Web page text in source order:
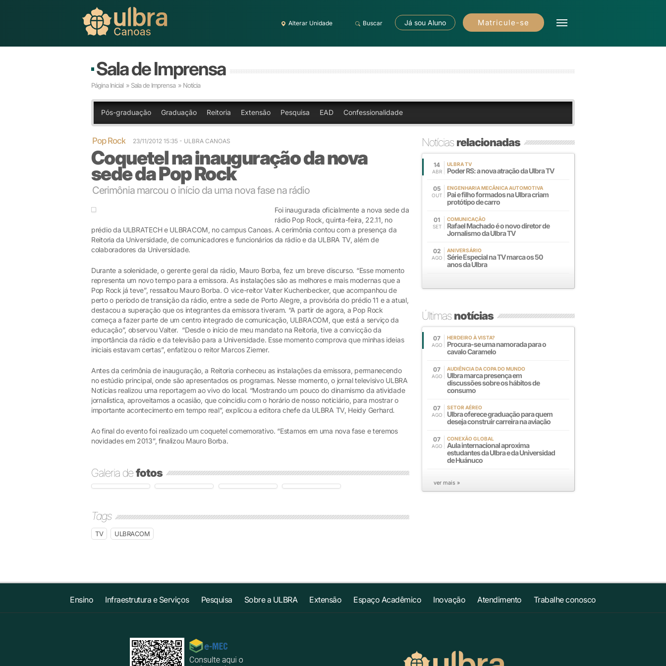
Alterar Unidade Buscar Já sou Aluno Matricule-se
Sala de Imprensa
Página Inicial » Sala de Imprensa » Notícia
Pós-graduação Graduação Reitoria Extensão Pesquisa EAD Confessionalidade
Pop Rock 23/11/2012 15:35 - ULBRA CANOAS
Coquetel na inauguração da nova
sede da Pop Rock
Cerimônia marcou o início da uma nova fase na rádio
Foi inaugurada oficialmente a nova sede da
rádio Pop Rock, quinta-feira, 22.11, no
prédio da ULBRATECH e ULBRACOM, no campus Canoas. A cerimônia contou com a presença da
Reitoria da Universidade, de comunicadores e funcionários da rádio e da ULBRA TV, além de
colaboradores da Universidade.
Durante a solenidade, o gerente geral da rádio, Mauro Borba, fez um breve discurso. “Esse momento
representa um novo tempo para a emissora. As instalações são as melhores e mais modernas que a
Pop Rock já teve”, ressaltou Mauro Borba. O vice-reitor Valter Kuchenbecker, que acompanhou de
perto o período de transição da rádio, entre a sede de Porto Alegre, a provisória do prédio 11 e a atual,
destacou a superação que os integrantes da emissora tiveram. “A partir de agora, a Pop Rock
começa a fazer parte de um centro integrado de comunicação, ULBRACOM, que está a serviço da
educação”, observou Valter. “Desde o início de meu mandato na Reitoria, tive a convicção da
importância da rádio e da televisão para a Universidade. Esse momento comprova que minhas ideias
iniciais estavam certas”, enfatizou o reitor Marcos Ziemer.
Antes da cerimônia de inauguração, a Reitoria conheceu as instalações da emissora, permanecendo
no estúdio principal, onde são apresentados os programas. Nesse momento, o jornal televisivo ULBRA
Notícias realizou uma reportagem ao vivo do local. “Mostrando um pouco do dinamismo da atividade
jornalística, aproveitamos a ocasião, que coincidiu com o horário de nosso noticiário, para mostrar o
importante acontecimento em tempo real”, explicou a editora chefe da ULBRA TV, Heidy Gerhard.
Ao final do evento foi realizado um coquetel comemorativo. “Estamos em uma nova fase e teremos
novidades em 2013”, finalizou Mauro Borba.
Galeria defotos
Tags
TV ULBRACOM
Notíciasrelacionadas
14
ABR
ULBRA TV
Poder RS: a nova atração da Ulbra TV
05
OUT
ENGENHARIA MECÂNICA AUTOMOTIVA
Pai e filho formados na Ulbra criam
protótipo de carro
01
SET
COMUNICAÇÃO
Rafael Machado é o novo diretor de
Jornalismo da Ulbra TV
02
AGO
ANIVERSÁRIO
Série Especial na TV marca os 50
anos da Ulbra
Últimasnotícias
07
AGO
HERDEIRO À VISTA?
Procura-se uma namorada para o
cavalo Caramelo
07
AGO
AUDIÊNCIA DA COPA DO MUNDO
Ulbra marca presença em
discussões sobre os hábitos de
consumo
07
AGO
SETOR AÉREO
Ulbra oferece graduação para quem
deseja construir carreira na aviação
07
AGO
CONEXÃO GLOBAL
Aula internacional aproxima
estudantes da Ulbra e da Universidad
de Huánuco
ver mais »
Ensino Infraestrutura e Serviços Pesquisa Sobre a ULBRA Extensão Espaço Acadêmico Inovação Atendimento Trabalhe conosco